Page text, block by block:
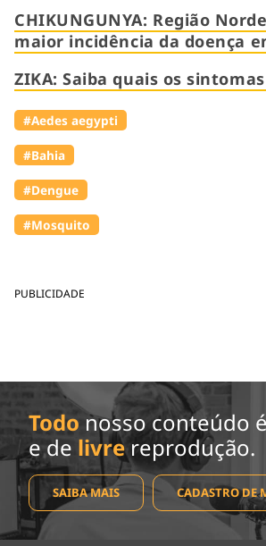
PUBLICIDADE
CHIKUNGUNYA: Região
maior incidência da doença
ZIKA: Saiba quais os
#Aedes aegypti
#Bahia
#Dengue
#Mosquito
Todo nosso conteúdo
e de livrereprodução.
SAIBA MAIS CADASTRO DE